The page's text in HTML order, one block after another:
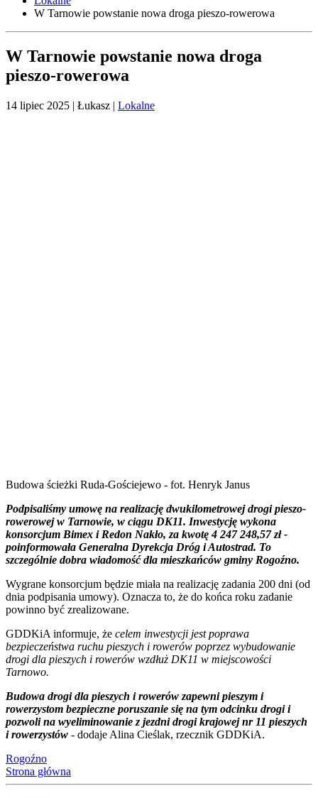
W Tarnowie powstanie nowa droga pieszo-rowerowa
W Tarnowie powstanie nowa droga
pieszo-rowerowa
14 lipiec 2025 | Łukasz | Lokalne
Budowa ścieżki Ruda-Gościejewo - fot. Henryk Janus
Podpisaliśmy umowę na realizację dwukilometrowej drogi pieszo-
rowerowej w Tarnowie, w ciągu DK11. Inwestycję wykona
konsorcjum Bimex i Redon Nakło, za kwotę 4 247 248,57 zł -
poinformowała Generalna Dyrekcja Dróg i Autostrad. To
szczególnie dobra wiadomość dla mieszkańców gminy Rogoźno.
Wygrane konsorcjum będzie miała na realizację zadania 200 dni (od
dnia podpisania umowy). Oznacza to, że do końca roku zadanie
powinno być zrealizowane.
GDDKiA informuje, że celem inwestycji jest poprawa
bezpieczeństwa ruchu pieszych i rowerów poprzez wybudowanie
drogi dla pieszych i rowerów wzdłuż DK11 w miejscowości
Tarnowo.
Budowa drogi dla pieszych i rowerów zapewni pieszym i
rowerzystom bezpieczne poruszanie się na tym odcinku drogi i
pozwoli na wyeliminowanie z jezdni drogi krajowej nr 11 pieszych
i rowerzystów - dodaje Alina Cieślak, rzecznik GDDKiA.
Rogoźno
Strona główna